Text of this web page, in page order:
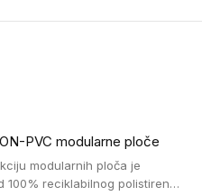
PVC modularne ploče
modularnih ploča je
100% reciklabilnog polistirena,